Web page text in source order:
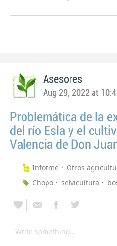
Asesores
Aug 29, 2022 at
Problemática de la
del río Esla y el
Valencia de Don
Informe Otros
Chopo
selvicultura